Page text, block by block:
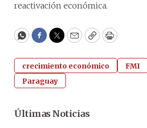
reactivación económica.
WhatsApp
Facebook
Twitter
EmailCopyPrint
crecimiento económico FMI
Paraguay
Últimas Noticias